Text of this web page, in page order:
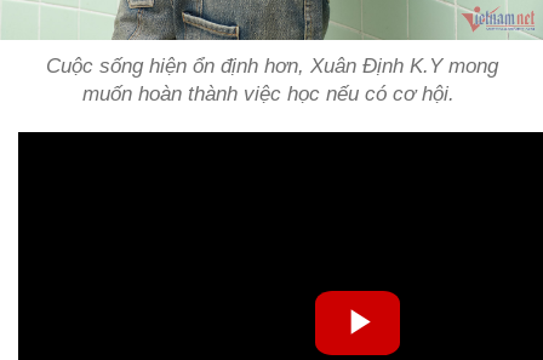
Cuộc sống hiện ổn định hơn, Xuân Định K.Y mong
muốn hoàn thành việc học nếu có cơ hội.